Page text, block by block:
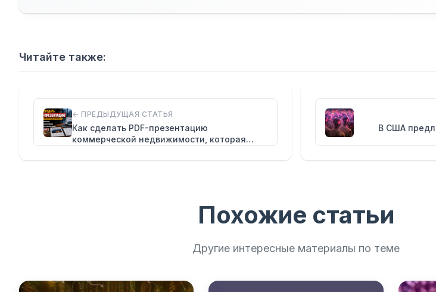
Читайте также:
← ПРЕДЫДУЩАЯ СТАТЬЯ
Как сделать PDF-презентацию
коммерческой недвижимости, которая
В США
Похожие статьи
Другие интересные материалы по теме